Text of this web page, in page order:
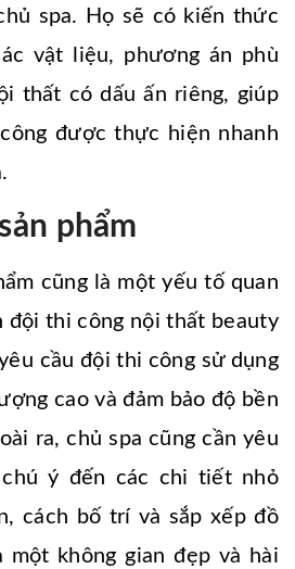
spa. Họ sẽ có kiến thức
vật liệu, phương án phù
thất có dấu ấn riêng, giúp
được thực hiện nhanh
phẩm
cũng là một yếu tố quan
đội thi công nội thất beauty
cầu đội thi công sử dụng
cao và đảm bảo độ bền
ra, chủ spa cũng cần yêu
ý đến các chi tiết nhỏ
cách bố trí và sắp xếp đồ
không gian đẹp và hài